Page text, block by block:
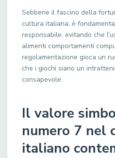
Sebbene il fascino della
cultura italiana, è
responsabile, evitando che
alimenti comportamenti
regolamentazione gioca un
che i giochi siano un
consapevole.
Il valore
numero 7 nel
italiano